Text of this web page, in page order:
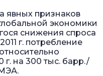
явных признаков
экономики
снижения спроса
г. потребление
г. на 300 тыс. барр./